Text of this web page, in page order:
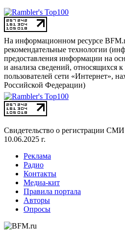
На информационном ресурсе
рекомендательные технологии
предоставления информации на
и анализа сведений, относящихся
пользователей сети «Интернет»,
Российской Федерации)
Свидетельство о регистрации СМИ
10.06.2025 г.
Реклама
Радио
Контакты
Медиа-кит
Правила портала
Авторы
Опросы